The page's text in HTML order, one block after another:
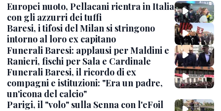
Europei nuoto, Pellacani rientra in Italia
con gli azzurri dei tuffi
Baresi, i tifosi del Milan si stringono
intorno al loro ex capitano
Funerali Baresi: applausi per Maldini e
Ranieri, fischi per Sala e Cardinale
Funerali Baresi, il ricordo di ex
compagni e istituzioni: "Era un padre,
un'icona del calcio"
Parigi, il "volo" sulla Senna con l'eFoil